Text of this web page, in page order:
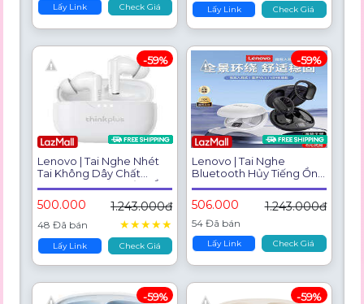
Lấy Link Check Giá Lấy Link Check Giá
Lenovo | Tai Nghe Nhét
Tai Không Dây Chất
Lượng Cao Hủy Tiếng Ồn
500.000 1.243.000đ
48 Đã bán ★★★★★
Lấy Link Check Giá
-59%
Lenovo | Tai Nghe
Bluetooth Hủy Tiếng Ồn
Không Dây Mang Sau Tai
506.000 1.243.000đ
54 Đã bán
Lấy Link Check Giá
-59%
-59% -59%